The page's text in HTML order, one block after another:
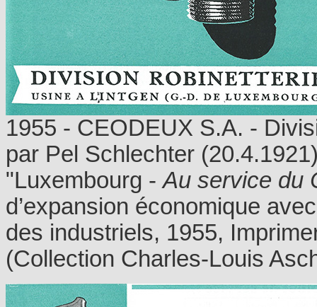
1955 - CEODEUX S.A. -
par Pel Schlechter
"Luxembourg -Au service du
d’expansion économique
des industriels, 1955,
(Collection Charles-Louis